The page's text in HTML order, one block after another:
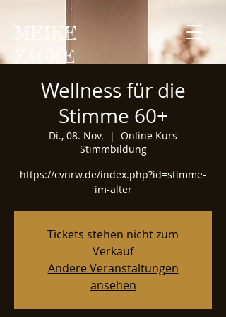
MEIKE
ZACKE
Wellness für die
Stimme 60+
Di., 08. Nov.
  |
Online Kurs
Stimmbildung
https://cvnrw.de/index.php?id=stimme-
im-alter
Tickets stehen nicht zum
Verkauf
Andere Veranstaltungen
ansehen